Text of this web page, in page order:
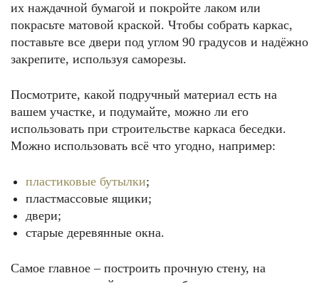
их наждачной бумагой и покройте лаком или
покрасьте матовой краской. Чтобы собрать каркас,
поставьте все двери под углом 90 градусов и надёжно
закрепите, используя саморезы.
Посмотрите, какой подручный материал есть на
вашем участке, и подумайте, можно ли его
использовать при строительстве каркаса беседки.
Можно использовать всё что угодно, например:
пластиковые бутылки;
пластмассовые ящики;
двери;
старые деревянные окна.
Самое главное – построить прочную стену, на